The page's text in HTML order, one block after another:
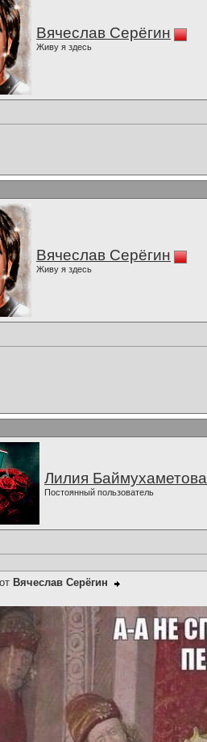
Вячеслав Серёгин
Живу я здесь
Вячеслав Серёгин
Живу я здесь
Лилия Баймухаметова
Постоянный пользователь
Вячеслав Серёгин